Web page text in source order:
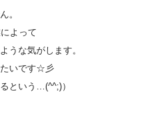
。
よって
うな気がします。
たいです☆彡
という…(^^;)）